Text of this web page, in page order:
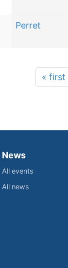
Perret
« first
News
All events
All news